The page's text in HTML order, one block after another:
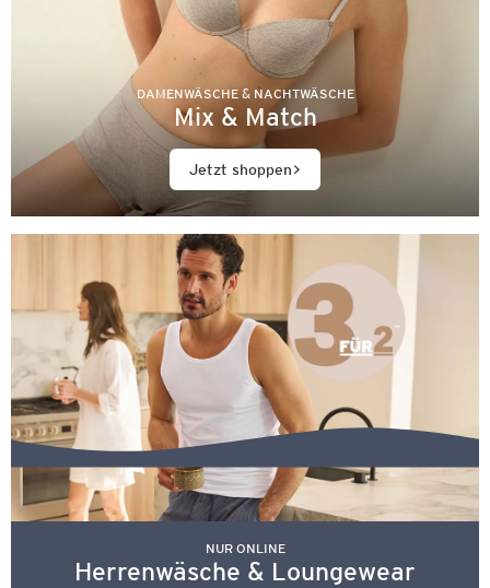
DAMENWÄSCHE & NACHTWÄSCHE
Mix & Match
Jetzt shoppen
NUR ONLINE
Herrenwäsche & Loungewear